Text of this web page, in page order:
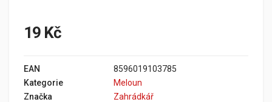
19 Kč
EAN
8596019103785
Kategorie
Meloun
Značka
Zahrádkář